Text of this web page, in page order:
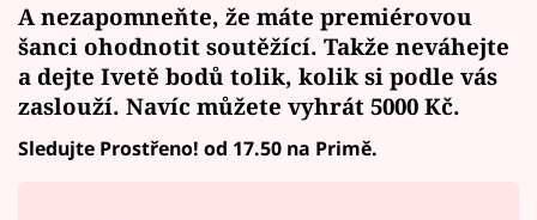
A nezapomneňte, že máte premiérovou
šanci ohodnotit soutěžící. Takže neváhejte
a dejte Ivetě bodů tolik, kolik si podle vás
zaslouží. Navíc můžete vyhrát 5000 Kč.
Sledujte Prostřeno! od 17.50 na Primě.